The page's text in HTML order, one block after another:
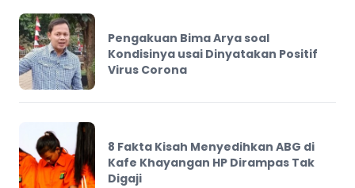
Pengakuan Bima Arya soal
Kondisinya usai Dinyatakan Positif
Virus Corona
8 Fakta Kisah Menyedihkan ABG di
Kafe Khayangan HP Dirampas Tak
Digaji